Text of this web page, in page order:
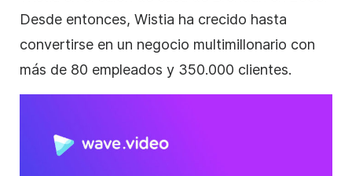
Desde entonces, Wistia ha crecido hasta
convertirse en un negocio multimillonario con
más de 80 empleados y 350.000 clientes.